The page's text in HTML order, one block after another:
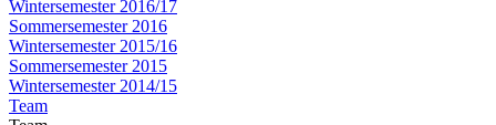
Wintersemester 2016/17
Sommersemester 2016
Wintersemester 2015/16
Sommersemester 2015
Wintersemester 2014/15
Team